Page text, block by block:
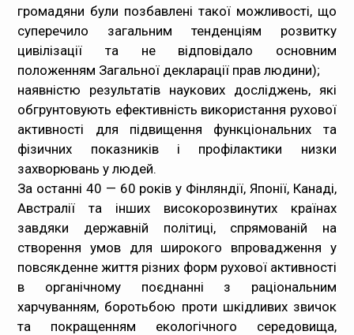
громадяни були позбавлені такої можливості, що
суперечило загальним тенденціям розвитку
цивілізації та не відповідало основним
положенням Загальної декларації прав людини);
наявністю результатів наукових досліджень, які
обгрунтовують ефективність використання рухової
активності для підвищення функціональних та
фізичних показників і профілактики низки
захворювань у людей.
За останні 40 — 60 років у Фінляндії, Японії, Канаді,
Австралії та інших високорозвинутих країнах
завдяки державній політиці, спрямованій на
створення умов для широкого впровадження у
повсякденне життя різних форм рухової активності
в органічному поєднанні з раціональним
харчуванням, боротьбою проти шкідливих звичок
та покращенням екологічного середовища,